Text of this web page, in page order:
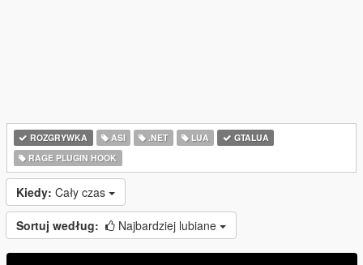
ROZGRYWKA ASI .NET LUA
GTALUA
RAGE PLUGIN HOOK
Kiedy: Cały czas
Sortuj według: Najbardziej lubiane